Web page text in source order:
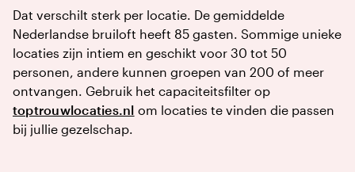
Dat verschilt sterk per locatie. De gemiddelde
Nederlandse bruiloft heeft 85 gasten. Sommige unieke
locaties zijn intiem en geschikt voor 30 tot 50
personen, andere kunnen groepen van 200 of meer
ontvangen. Gebruik het capaciteitsfilter op
toptrouwlocaties.nl om locaties te vinden die passen
bij jullie gezelschap.